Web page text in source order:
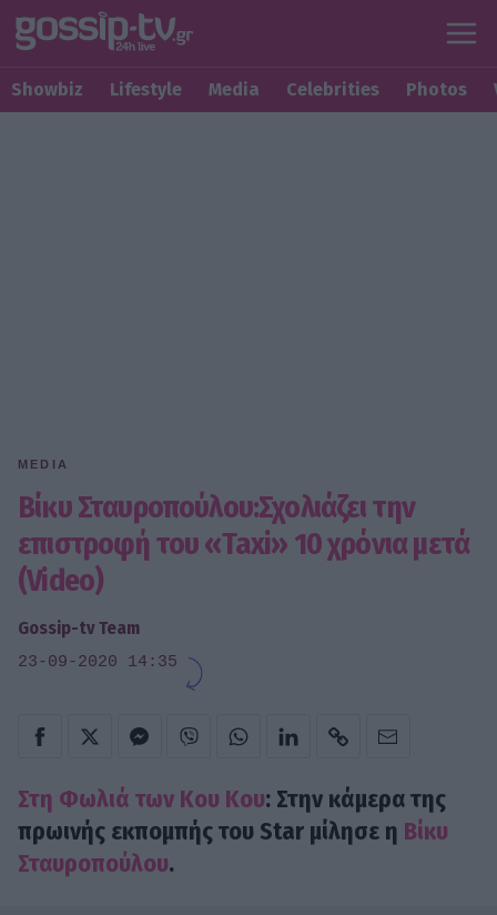
Showbiz Lifestyle Media Celebrities Photos
MEDIA
Βίκυ Σταυροπούλου:Σχολιάζει την
επιστροφή του «Taxi» 10 χρόνια μετά
(Video)
Gossip-tv Team
23-09-2020 14:35
Στη Φωλιά των Κου Κου: Στην κάμερα της
πρωινής εκπομπής του Star μίλησε η Βίκυ
Σταυροπούλου.